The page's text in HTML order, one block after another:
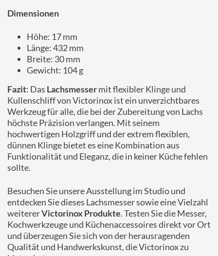
Dimensionen
Höhe: 17 mm
Länge: 432 mm
Breite: 30 mm
Gewicht: 104 g
Fazit: Das Lachsmessermit flexibler Klinge und
Kullenschliff von Victorinox ist ein unverzichtbares
Werkzeug für alle, die bei der Zubereitung von Lachs
höchste Präzision verlangen. Mit seinem
hochwertigen Holzgriff und der extrem flexiblen,
dünnen Klinge bietet es eine Kombination aus
Funktionalität und Eleganz, die in keiner Küche fehlen
sollte.
Besuchen Sie unsere Ausstellung im Studio und
entdecken Sie dieses Lachsmesser sowie eine Vielzahl
weitererVictorinox Produkte. Testen Sie die Messer,
Kochwerkzeuge und Küchenaccessoires direkt vor Ort
und überzeugen Sie sich von der herausragenden
Qualität und Handwerkskunst, die Victorinox zu